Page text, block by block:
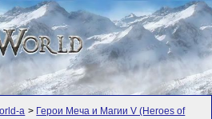
а > Герои Меча и Магии V (Heroes of